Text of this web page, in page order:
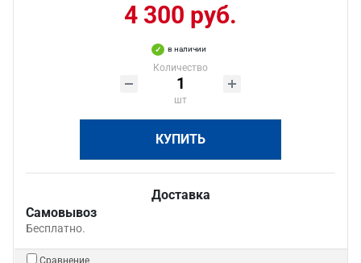
4 300 руб.
в наличии
Количество
шт
КУПИТЬ
Доставка
Самовывоз
Бесплатно.
Сравнение